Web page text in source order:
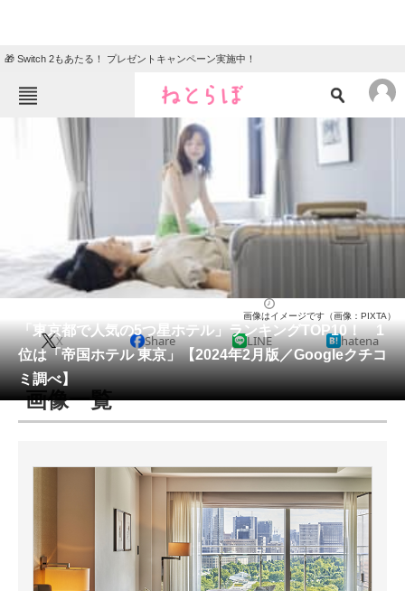
🎁 Switch 2もあたる！ プレゼントキャンペーン実施中！
ねとらぼメニュー
地域
住まい 教育・育児
動物 リサーチ
会員記事
メディア
注目記事を集めた総合ページ
スマホと通信の最新トレンド
進化するPCとデバイスの未来
好きが集まる 比べて選べる
「東京都で人気の5つ星ホテル」ランキングTOP10！ 1
位は「帝国ホテル 東京」【2024年2月版／Googleクチコ
ミ調べ】
画像はイメージです（画像：PIXTA）
X Share LINE hatena
画像一覧